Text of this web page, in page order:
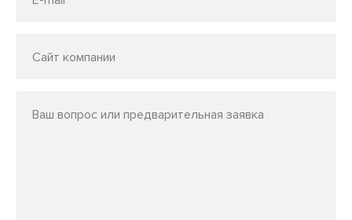
Сайт компании
Ваш вопрос или предварительная заявка